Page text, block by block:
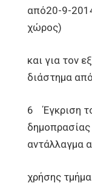
από20-9-
χώρος)
και για τον
διάστημα
6 Έγκριση
αντάλλαγμα
χρήσης